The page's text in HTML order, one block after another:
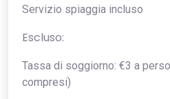
Servizio spiaggia incluso
Escluso:
Tassa di soggiorno: €3 a
compresi)